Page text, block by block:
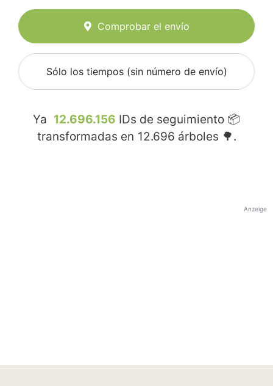
Comprobar el envío
Sólo los tiempos (sin número de envío)
Ya 12.696.156 IDs de seguimiento 📦
transformadas en 12.696 árboles 🌳.
Anzeige